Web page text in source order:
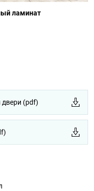
ламинат
(pdf)